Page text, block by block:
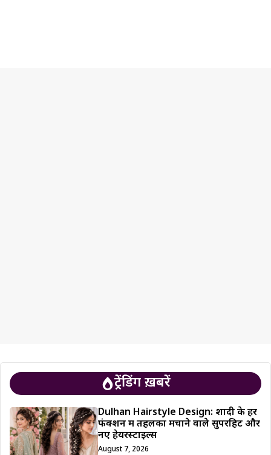
ट्रेंडिंग ख़बरें
Dulhan Hairstyle Design: शादी के हर
फंक्शन में तहलका मचाने वाले सुपरहिट और
नए हेयरस्टाइल्स
August 7, 2026